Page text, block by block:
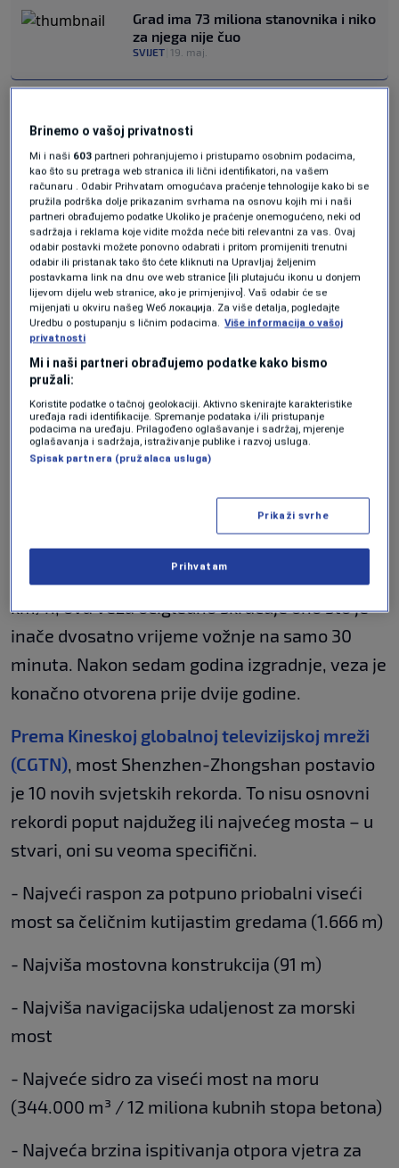
Grad ima 73 miliona stanovnika i niko
za njega nije čuo
SVIJET 19. maj.
minuta
Veza Shenzhen-Zhongshan, duga 24 km,
osmišljena je da to riješi povezujući dva grada
Shenzhen i Zhongshan, koja se nalaze na
suprotnim obalama estuarija Biserne rijeke.
Međutim, to nije jedan dugi most, nego i
podvodni tunel u sredini koji se proteže između
dva vještačka ostrva, a mostovi povezuju
svako ostrvo sa gradom na toj strani.
km/h, ova veza očigledno skraćuje ono što je
inače dvosatno vrijeme vožnje na samo 30
minuta. Nakon sedam godina izgradnje, veza je
konačno otvorena prije dvije godine.
Prema Kineskoj globalnoj televizijskoj mreži
(CGTN) , most Shenzhen-Zhongshan postavio
je 10 novih svjetskih rekorda. To nisu osnovni
rekordi poput najdužeg ili najvećeg mosta – u
stvari, oni su veoma specifični.
- Najveći raspon za potpuno priobalni viseći
most sa čeličnim kutijastim gredama (1.666 m)
- Najviša mostovna konstrukcija (91 m)
- Najviša navigacijska udaljenost za morski
most
- Najveće sidro za viseći most na moru
(344.000 m³ / 12 miliona kubnih stopa betona)
- Najveća brzina ispitivanja otpora vjetra za
Brinemo o vašoj privatnosti
Mi i naši 603 partneri pohranjujemo i pristupamo osobnim podacima,
kao što su pretraga web stranica ili lični identifikatori, na vašem
računaru . Odabir Prihvatam omogućava praćenje tehnologije kako bi se
pružila podrška dolje prikazanim svrhama na osnovu kojih mi i naši
partneri obrađujemo podatke Ukoliko je praćenje onemogućeno, neki od
sadržaja i reklama koje vidite možda neće biti relevantni za vas. Ovaj
odabir postavki možete ponovno odabrati i pritom promijeniti trenutni
odabir ili pristanak tako što ćete kliknuti na Upravljaj željenim
postavkama link na dnu ove web stranice [ili plutajuću ikonu u donjem
lijevom dijelu web stranice, ako je primjenjivo]. Vaš odabir će se
mijenjati u okviru našeg Wеб локација. Za više detalja, pogledajte
Uredbu o postupanju s ličnim podacima. Više informacija o vašoj
privatnosti
Mi i naši partneri obrađujemo podatke kako bismo
pružali:
Koristite podatke o tačnoj geolokaciji. Aktivno skenirajte karakteristike
uređaja radi identifikacije. Spremanje podataka i/ili pristupanje
podacima na uređaju. Prilagođeno oglašavanje i sadržaj, mjerenje
oglašavanja i sadržaja, istraživanje publike i razvoj usluga.
Spisak partnera (pružalaca usluga)
Prikaži svrhe
Prihvatam